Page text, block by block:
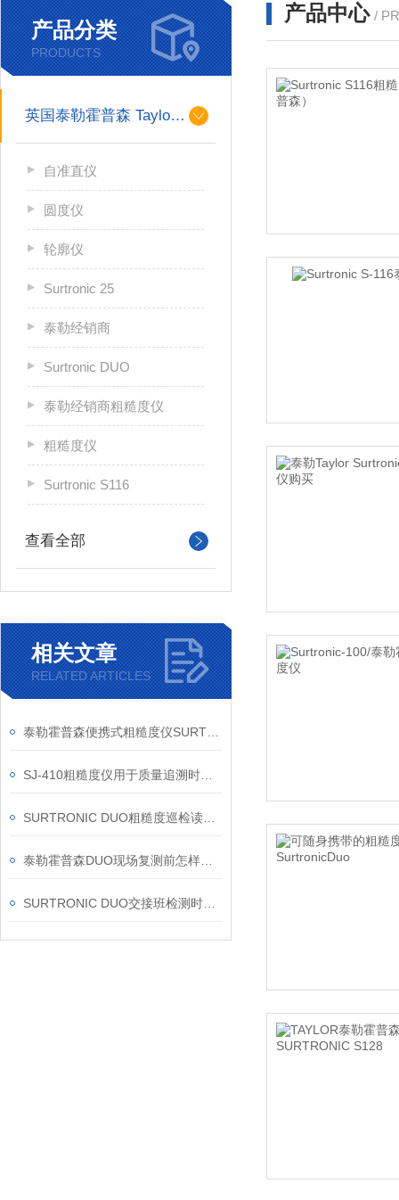
产品分类
PRODUCTS
英国泰勒霍普森 Taylor Hobson
自准直仪
圆度仪
轮廓仪
Surtronic 25
泰勒经销商
Surtronic DUO
泰勒经销商粗糙度仪
粗糙度仪
Surtronic S116
查看全部
相关文章
RELATED ARTICLES
产品中心 /